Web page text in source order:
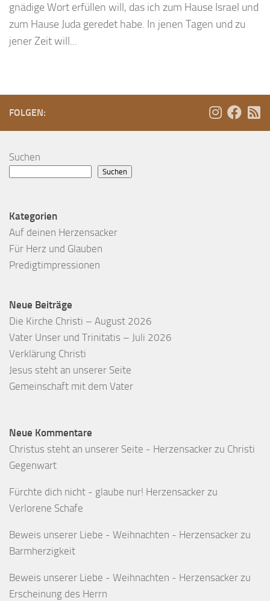
gnädige Wort erfüllen will, das ich zum Hause Israel und
zum Hause Juda geredet habe. In jenen Tagen und zu
jener Zeit will...
FOLGEN:
Suchen
Suchen
Kategorien
Auf deinen Herzensacker
Für Herz und Glauben
Predigtimpressionen
Neue Beiträge
Die Kirche Christi – August 2026
Vater Unser und Trinitatis – Juli 2026
Verklärung Christi
Jesus steht an unserer Seite
Gemeinschaft mit dem Vater
Neue Kommentare
Christus steht an unserer Seite - Herzensacker zu Christi
Gegenwart
Fürchte dich nicht - glaube nur! Herzensacker zu
Verlorene Schafe
Beweis unserer Liebe - Weihnachten - Herzensacker zu
Barmherzigkeit
Beweis unserer Liebe - Weihnachten - Herzensacker zu
Erscheinung des Herrn